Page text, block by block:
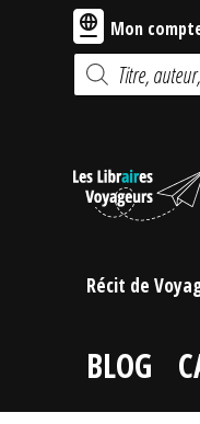
Mon
Recherche
de
produits
Récit de
BLOG